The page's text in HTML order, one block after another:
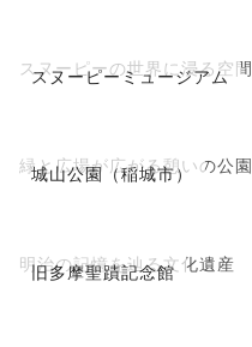
スヌーピーミュージアム
スヌーピーの世界に浸る空間
城山公園（稲城市）
緑と広場が広がる憩いの公園
旧多摩聖蹟記念館
明治の記憶を辿る文化遺産